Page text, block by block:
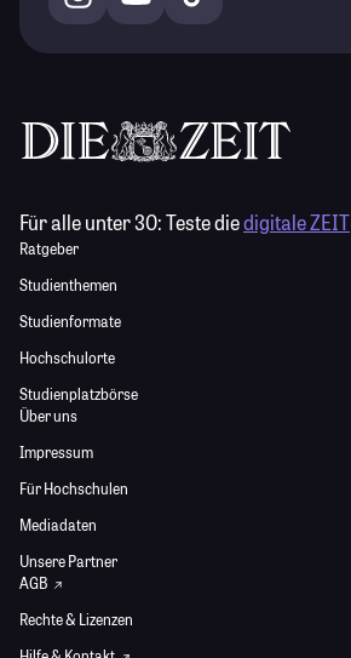
Für alle unter 30:Teste diedigitale ZEIT
Ratgeber
Studienthemen
Studienformate
Hochschulorte
Studienplatzbörse
Über uns
Impressum
Für Hochschulen
Mediadaten
Unsere Partner
AGB
Rechte & Lizenzen